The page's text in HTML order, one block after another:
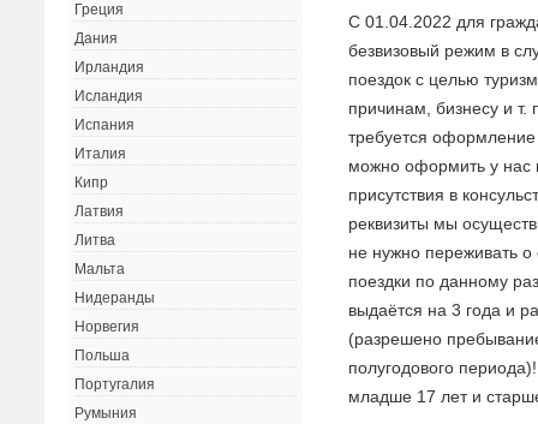
С 01.04.2022 для
безвизовый режим в
поездок с целью
причинам, бизнесу и т.
требуется
можно оформить у нас
присутствия в
реквизиты мы
не нужно переживать о
поездки по данному
выдаётся на 3 года и
(разрешено
полугодового
младше 17 лет и
Греция
Дания
Ирландия
Исландия
Испания
Италия
Кипр
Латвия
Литва
Мальта
Нидеранды
Норвегия
Польша
Португалия
Румыния